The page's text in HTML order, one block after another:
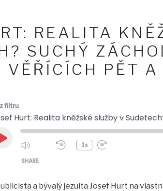
REALITA
SUCHÝ
VĚŘÍCÍCH PĚT A
filtru
Play
1x
SHARE
a bývalý jezuita Josef Hurt na